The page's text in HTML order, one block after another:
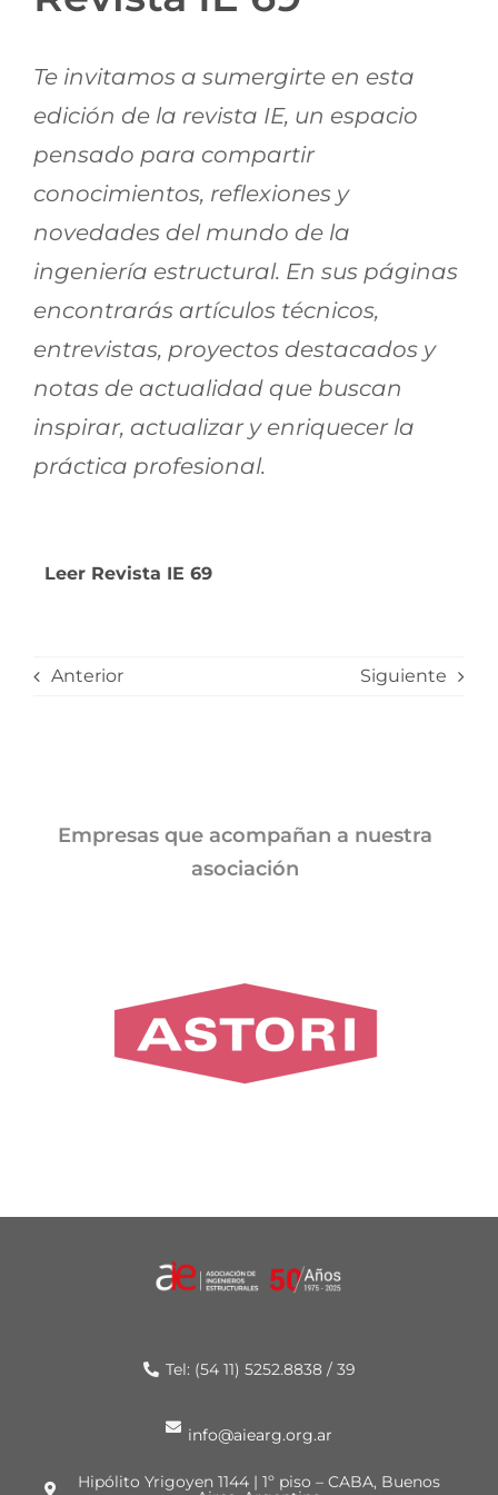
Premios y concursos
Socios
Contacto
Te invitamos a sumergirte en esta
edición de la revista IE, un espacio
pensado para compartir
conocimientos, reflexiones y
novedades del mundo de la
ingeniería estructural. En sus páginas
encontrarás artículos técnicos,
entrevistas, proyectos destacados y
notas de actualidad que buscan
inspirar, actualizar y enriquecer la
práctica profesional.
Leer Revista IE 69
Anterior Siguiente
Empresas que acompañan a nuestra
asociación
Tel: (54 11) 5252.8838 / 39